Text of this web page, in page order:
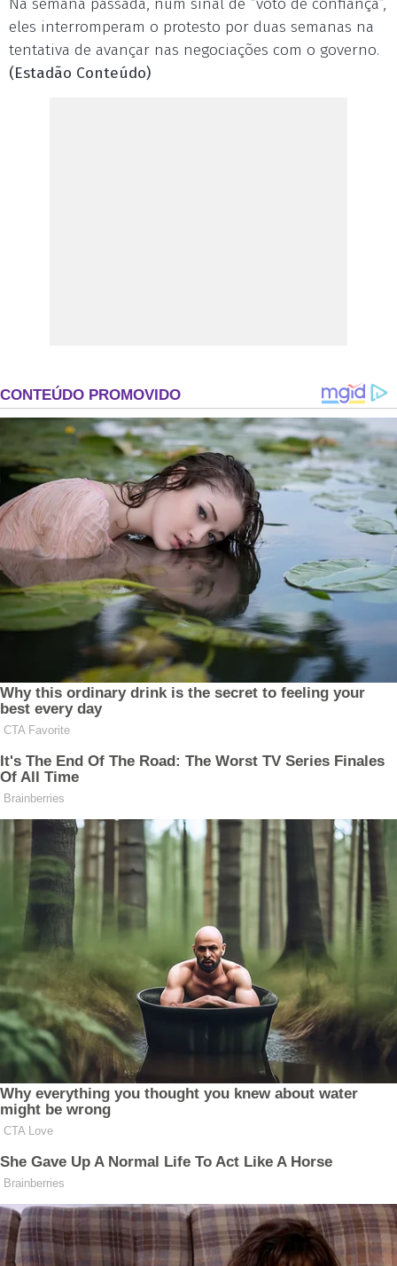
Na semana passada, num sinal de “voto de confiança”,
eles interromperam o protesto por duas semanas na
tentativa de avançar nas negociações com o governo.
(Estadão Conteúdo)